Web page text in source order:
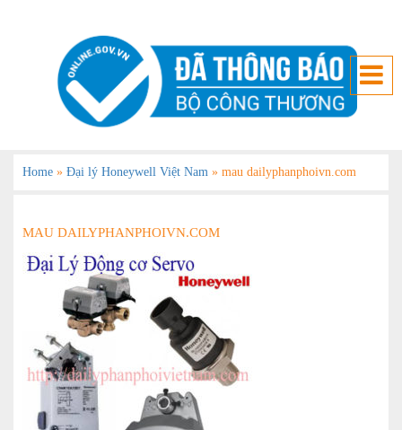
Home » Đại lý Honeywell Việt Nam » mau dailyphanphoivn.com
MAU DAILYPHANPHOIVN.COM